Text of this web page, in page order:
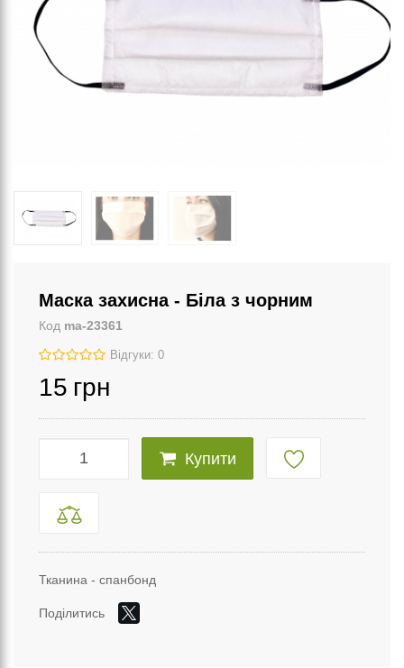
Маска захисна - Біла з чорним
Код ma-23361
Відгуки: 0
15 грн
Купити
Тканина - спанбонд
Поділитись